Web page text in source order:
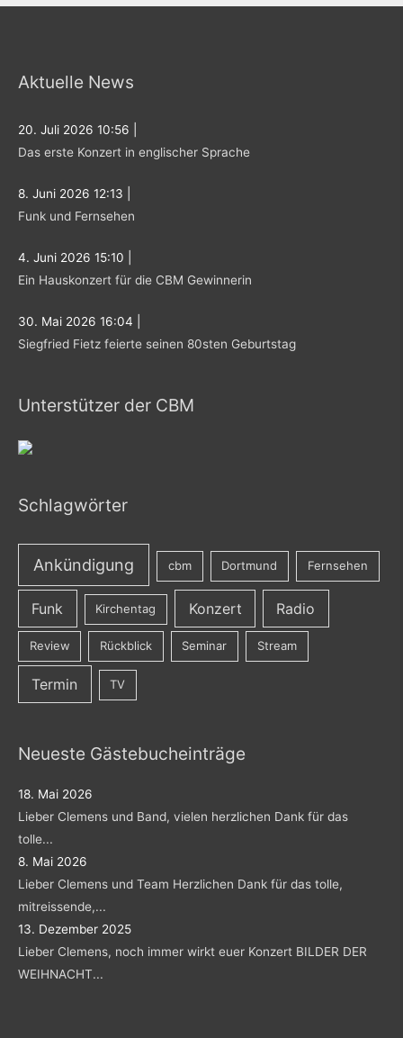
c
n
a
c
Aktuelle News
20. Juli 2026 10:56
Das erste Konzert in englischer Sprache
8. Juni 2026 12:13
Funk und Fernsehen
4. Juni 2026 15:10
Ein Hauskonzert für die CBM Gewinnerin
30. Mai 2026 16:04
Siegfried Fietz feierte seinen 80sten Geburtstag
Unterstützer der CBM
Schlagwörter
Ankündigung cbm Dortmund Fernsehen
Funk Kirchentag Konzert Radio
Review Rückblick Seminar Stream
Termin TV
Neueste Gästebucheinträge
18. Mai 2026
Lieber Clemens und Band, vielen herzlichen Dank für das
tolle...
8. Mai 2026
Lieber Clemens und Team Herzlichen Dank für das tolle,
mitreissende,...
13. Dezember 2025
Lieber Clemens, noch immer wirkt euer Konzert BILDER DER
WEIHNACHT...